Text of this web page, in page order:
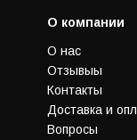
О компании
О нас
Отзывыы
Контакты
Доставка и
Вопросы